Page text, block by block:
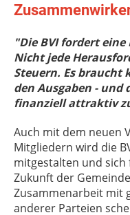
"Die BVI fordert
Nicht jede
Steuern. Es braucht
den Ausgaben -
finanziell attraktiv
Auch mit dem neuen
Mitgliedern wird die
mitgestalten und
Zukunft der
Zusammenarbeit mit
anderer Parteien